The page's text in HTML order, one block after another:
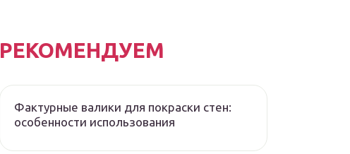
РЕКОМЕНДУЕМ
Фактурные валики для покраски стен:
особенности использования